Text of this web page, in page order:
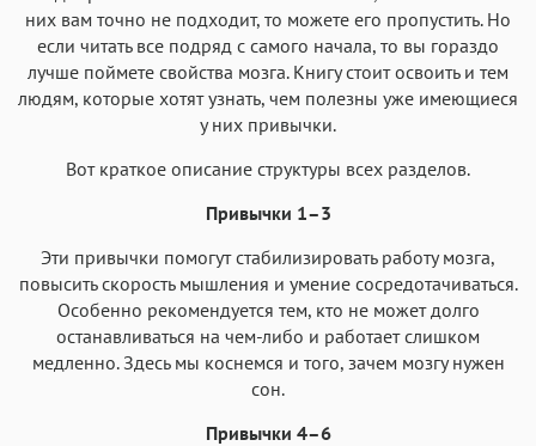
них вам точно не подходит, то можете его пропустить. Но
если читать все подряд с самого начала, то вы гораздо
лучше поймете свойства мозга. Книгу стоит освоить и тем
людям, которые хотят узнать, чем полезны уже имеющиеся
у них привычки.
Вот краткое описание структуры всех разделов.
Привычки 1–3
Эти привычки помогут стабилизировать работу мозга,
повысить скорость мышления и умение сосредотачиваться.
Особенно рекомендуется тем, кто не может долго
останавливаться на чем-либо и работает слишком
медленно. Здесь мы коснемся и того, зачем мозгу нужен
сон.
Привычки 4–6